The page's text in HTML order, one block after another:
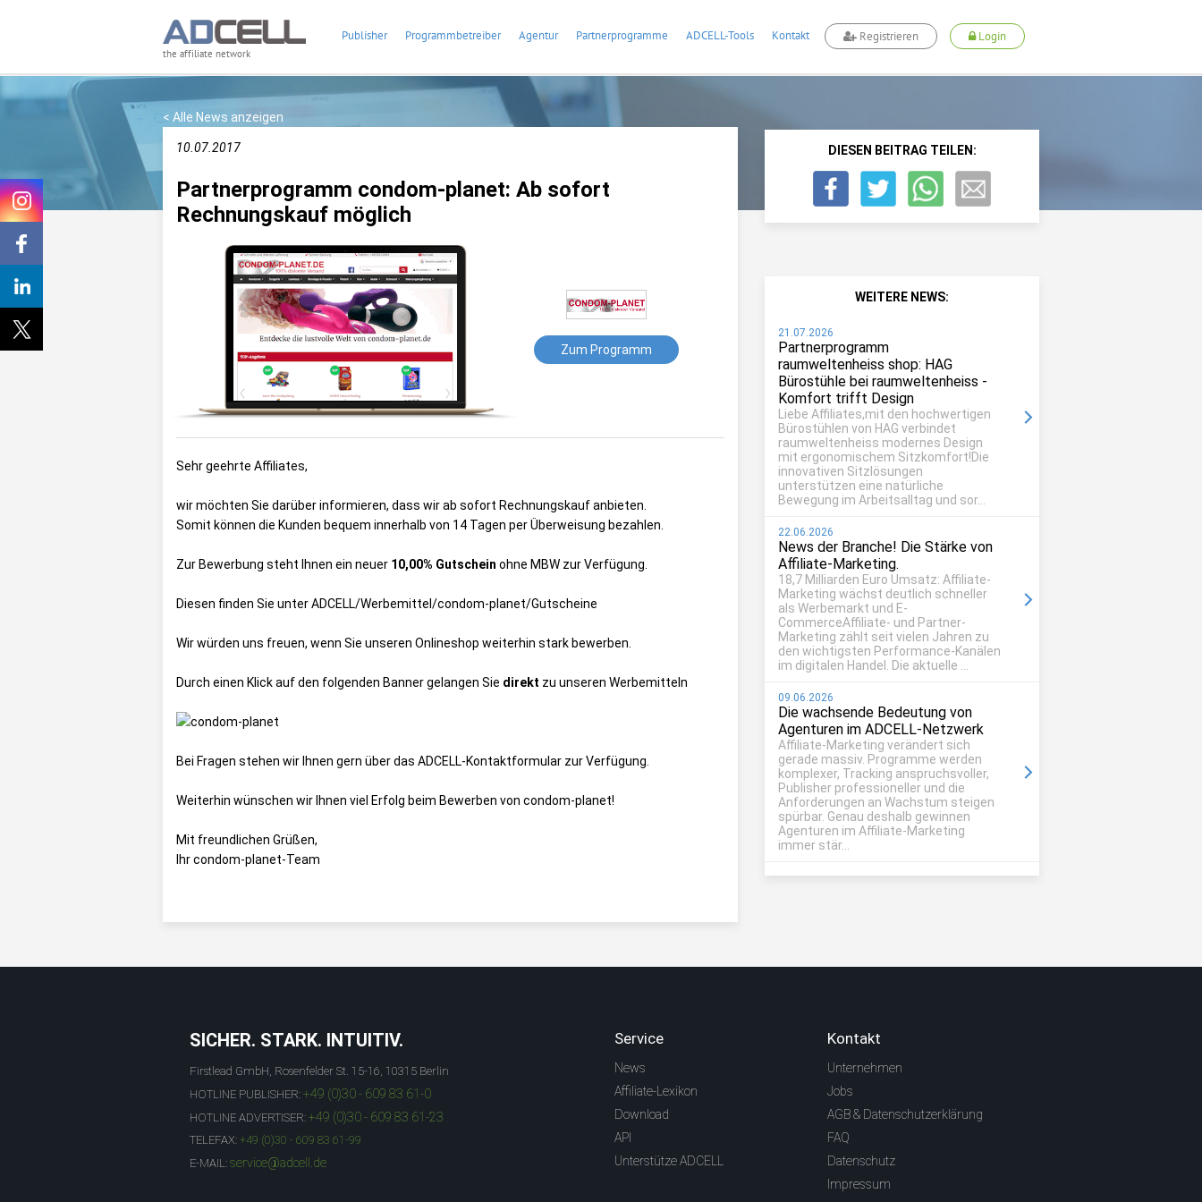
the affiliate network
Publisher Programmbetreiber Agentur Partnerprogramme ADCELL-Tools Kontakt Registrieren Login
< Alle News anzeigen
10.07.2017
Partnerprogramm condom-planet: Ab sofort
Rechnungskauf möglich
Zum Programm
Sehr geehrte Affiliates,
wir möchten Sie darüber informieren, dass wir ab sofort Rechnungskauf anbieten.
Somit können die Kunden bequem innerhalb von 14 Tagen per Überweisung bezahlen.
Zur Bewerbung steht Ihnen ein neuer 10,00% Gutschein ohne MBW zur Verfügung.
Diesen finden Sie unterADCELL/Werbemittel/condom-planet/Gutscheine
Wir würden uns freuen, wenn Sie unseren Onlineshop weiterhin stark bewerben.
Durch einen Klick auf den folgenden Banner gelangen Sie direkt zu unseren Werbemitteln
Bei Fragen stehen wir Ihnen gern über das ADCELL-Kontaktformular zur Verfügung.
Weiterhin wünschen wir Ihnen viel Erfolg beim Bewerben von condom-planet!
Mit freundlichen Grüßen,
Ihr condom-planet-Team
DIESEN BEITRAG TEILEN:
WEITERE NEWS:
21.07.2026
Partnerprogramm
raumweltenheiss shop: HAG
Bürostühle bei raumweltenheiss -
Komfort trifft Design
Liebe Affiliates,mit den hochwertigen
Bürostühlen von HAG verbindet
raumweltenheiss modernes Design
mit ergonomischem Sitzkomfort!Die
innovativen Sitzlösungen
unterstützen eine natürliche
Bewegung im Arbeitsalltag und sor...
22.06.2026
News der Branche! Die Stärke von
Affiliate-Marketing.
18,7 Milliarden Euro Umsatz: Affiliate-
Marketing wächst deutlich schneller
als Werbemarkt und E-
CommerceAffiliate- und Partner-
Marketing zählt seit vielen Jahren zu
den wichtigsten Performance-Kanälen
im digitalen Handel. Die aktuelle ...
09.06.2026
Die wachsende Bedeutung von
Agenturen im ADCELL-Netzwerk
Affiliate-Marketing verändert sich
gerade massiv. Programme werden
komplexer, Tracking anspruchsvoller,
Publisher professioneller und die
Anforderungen an Wachstum steigen
spürbar. Genau deshalb gewinnen
Agenturen im Affiliate-Marketing
immer stär...
SICHER. STARK. INTUITIV.
Firstlead GmbH, Rosenfelder St. 15-16, 10315 Berlin
HOTLINE PUBLISHER: +49 (0)30 - 609 83 61-0
HOTLINE ADVERTISER: +49 (0)30 - 609 83 61-23
TELEFAX: +49 (0)30 - 609 83 61-99
E-MAIL: service@adcell.de
Service
News
Affiliate-Lexikon
Download
API
Unterstütze ADCELL
Kontakt
Unternehmen
Jobs
AGB & Datenschutzerklärung
FAQ
Datenschutz
Impressum